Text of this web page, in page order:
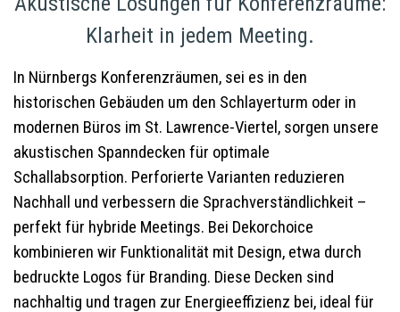
Klarheit in jedem Meeting.
In Nürnbergs Konferenzräumen, sei es in den
historischen Gebäuden um den Schlayerturm oder in
modernen Büros im St. Lawrence-Viertel, sorgen unsere
akustischen Spanndecken für optimale
Schallabsorption. Perforierte Varianten reduzieren
Nachhall und verbessern die Sprachverständlichkeit –
perfekt für hybride Meetings. Bei Dekorchoice
kombinieren wir Funktionalität mit Design, etwa durch
bedruckte Logos für Branding. Diese Decken sind
nachhaltig und tragen zur Energieeffizienz bei, ideal für